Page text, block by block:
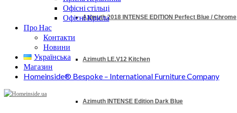
Azimuth 2018 INTENSE EDITION Perfect Blue / Chrome
Azimuth LE.V12 Kitchen
Azimuth INTENSE Edition Dark Blue
Офісні стільці
Офісні Крісла
Про Нас
Контакти
Новини
Українська
Магазин
Homeinside® Bespoke – International Furniture Company